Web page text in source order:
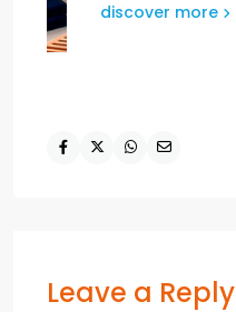
discover more
Leave a Reply